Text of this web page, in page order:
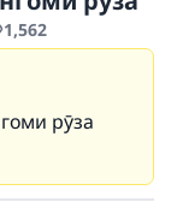
1,562
рӯза